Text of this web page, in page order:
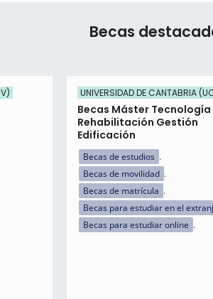
Becas
UNIVERSIDAD DE CANTABRIA
Becas Máster Tecnología
Rehabilitación Gestión
Edificación
Becas de estudios
Becas de movilidad
Becas de matrícula
Becas para estudiar en el
Becas para estudiar online